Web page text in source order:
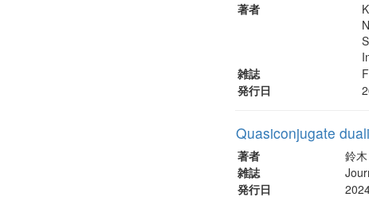
著者
雑誌
発行日
Quasiconjugate
著者
鈴
雑誌
発行日